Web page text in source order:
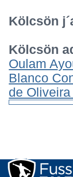
Kölcsön
Kölcsön
Oulam
Blanco
de